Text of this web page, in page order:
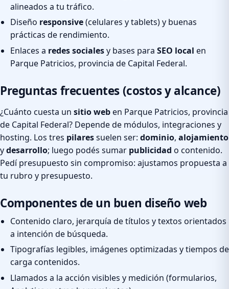
alineados a tu tráfico.
Diseño responsive(celulares y tablets) y buenas
prácticas de rendimiento.
Enlaces a redes socialesy bases para SEO local en
Parque Patricios, provincia de Capital Federal.
Preguntas frecuentes (costos y alcance)
¿Cuánto cuesta un sitio weben Parque Patricios, provincia
de Capital Federal? Depende de módulos, integraciones y
hosting. Los tres pilaressuelen ser: dominio, alojamiento
ydesarrollo; luego podés sumar publicidad o contenido.
Pedí presupuesto sin compromiso: ajustamos propuesta a
tu rubro y presupuesto.
Componentes de un buen diseño web
Contenido claro, jerarquía de títulos y textos orientados
a intención de búsqueda.
Tipografías legibles, imágenes optimizadas y tiempos de
carga contenidos.
Llamados a la acción visibles y medición (formularios,